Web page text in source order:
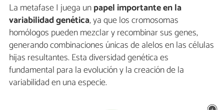
La metafase I juega unpapel importante en la
variabilidad genética, ya que los cromosomas
homólogos pueden mezclar y recombinar sus genes,
generando combinaciones únicas de alelos en las células
hijas resultantes. Esta diversidad genética es
fundamental para la evolución y la creación de la
variabilidad en una especie.